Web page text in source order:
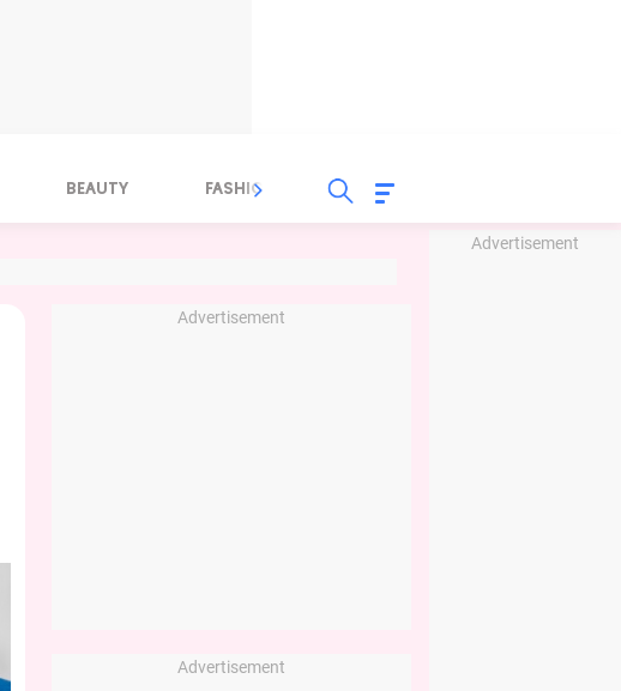
Advertisement
BEAUTY FASHION FOOD
Advertisement
Advertisement